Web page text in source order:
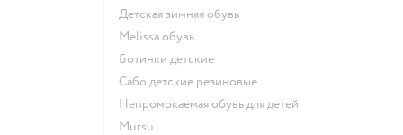
Детская зимняя обувь
Melissa обувь
Ботинки детские
Сабо детские резиновые
Непромокаемая обувь для детей
Mursu